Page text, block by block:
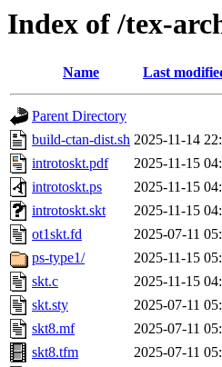
Index of /tex-
Name Last
Parent Directory
build-ctan-dist.sh 2025-11-14
introtoskt.pdf
2025-11-15
introtoskt.ps
2025-11-15
introtoskt.skt
2025-11-15
ot1skt.fd
2025-07-11
ps-type1/
2025-11-15
skt.c
2025-11-15
skt.sty
2025-07-11
skt8.mf
2025-07-11
skt8.tfm
2025-07-11